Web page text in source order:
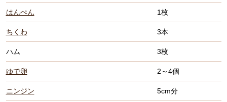
はんぺん 1枚
ちくわ 3本
ハム 3枚
ゆで卵 2～4個
ニンジン 5cm分